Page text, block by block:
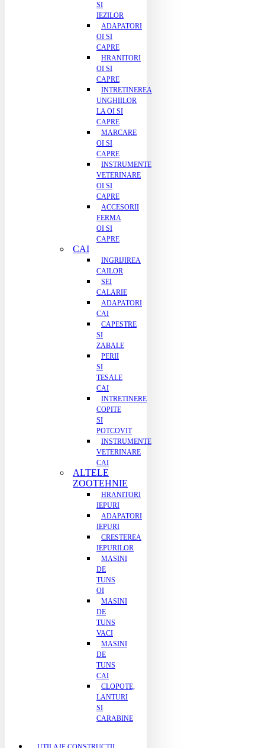
SI
IEZILOR
ADAPATORI
OI SI
CAPRE
HRANITORI
OI SI
CAPRE
INTRETINEREA
UNGHIILOR
LA OI SI
CAPRE
MARCARE
OI SI
CAPRE
INSTRUMENTE
VETERINARE
OI SI
CAPRE
ACCESORII
FERMA
OI SI
CAPRE
CAI
INGRIJIREA
CAILOR
SEI
CALARIE
ADAPATORI
CAI
CAPESTRE
SI
ZABALE
PERII
SI
TESALE
CAI
INTRETINERE
COPITE
SI
POTCOVIT
INSTRUMENTE
VETERINARE
CAI
ALTELE
ZOOTEHNIE
HRANITORI
IEPURI
ADAPATORI
IEPURI
CRESTEREA
IEPURILOR
MASINI
DE
TUNS
OI
MASINI
DE
TUNS
VACI
MASINI
DE
TUNS
CAI
CLOPOTE,
LANTURI
SI
CARABINE